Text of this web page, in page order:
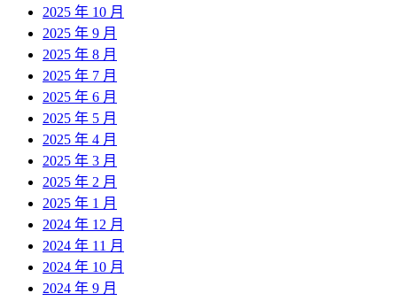
2025 年 10 月
2025 年 9 月
2025 年 8 月
2025 年 7 月
2025 年 6 月
2025 年 5 月
2025 年 4 月
2025 年 3 月
2025 年 2 月
2025 年 1 月
2024 年 12 月
2024 年 11 月
2024 年 10 月
2024 年 9 月